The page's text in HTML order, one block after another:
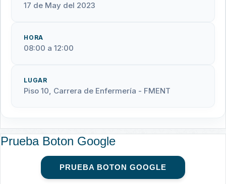
17 de May del 2023
HORA
08:00 a 12:00
LUGAR
Piso 10, Carrera de Enfermería - FMENT
Prueba Boton Google
PRUEBA BOTON GOOGLE